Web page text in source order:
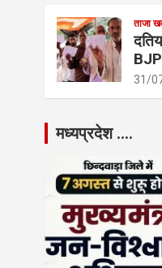
ताजा
31/
मध्यप्रदेश ….